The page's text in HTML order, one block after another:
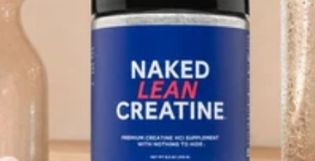
”Protein Powder“
”Overnight Oats“
”Vegan protein“
”Collagen“
”Micellar Casein“